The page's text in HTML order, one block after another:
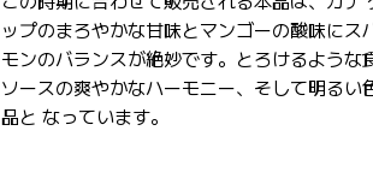
ップのまろやかな甘味とマンゴーの酸味にス
モンのバランスが絶妙です。とろけるよう
ソースの爽やかなハーモニー、そして明る
品と なっています。